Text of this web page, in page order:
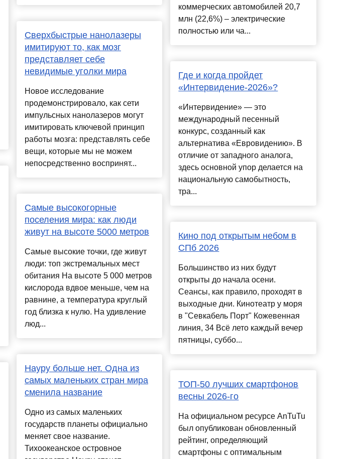
Сверхбыстрые нанолазеры
имитируют то, как мозг
представляет себе
невидимые уголки мира
Новое исследование
продемонстрировало, как сети
импульсных нанолазеров могут
имитировать ключевой принцип
работы мозга: представлять себе
вещи, которые мы не можем
непосредственно воспринят...
Самые высокогорные
поселения мира: как люди
живут на высоте 5000 метров
Самые высокие точки, где живут
люди: топ экстремальных мест
обитания На высоте 5 000 метров
кислорода вдвое меньше, чем на
равнине, а температура круглый
год близка к нулю. На удивление
люд...
Науру больше нет. Одна из
самых маленьких стран мира
сменила название
Одно из самых маленьких
государств планеты официально
меняет свое название.
Тихоокеанское островное
коммерческих автомобилей 20,7
млн (22,6%) – электрические
полностью или ча...
Где и когда пройдет
«Интервидение-2026»?
«Интервидение» — это
международный песенный
конкурс, созданный как
альтернатива «Евровидению». В
отличие от западного аналога,
здесь основной упор делается на
национальную самобытность,
тра...
Кино под открытым небом в
СПб 2026
Большинство из них будут
открыты до начала осени.
Сеансы, как правило, проходят в
выходные дни. Кинотеатр у моря
в "Севкабель Порт" Кожевенная
линия, 34 Всё лето каждый вечер
пятницы, суббо...
ТОП-50 лучших смартфонов
весны 2026-го
На официальном ресурсе AnTuTu
был опубликован обновленный
рейтинг, определяющий
смартфоны с оптимальным